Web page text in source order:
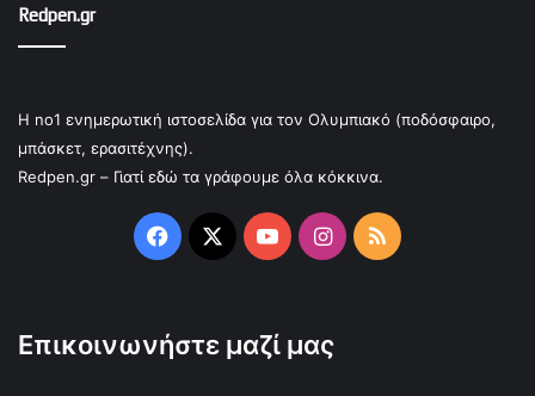
Redpen.gr
Η no1 ενημερωτική ιστοσελίδα για τον Ολυμπιακό (ποδόσφαιρο,
μπάσκετ, ερασιτέχνης).
Redpen.gr – Γιατί εδώ τα γράφουμε όλα κόκκινα.
Facebook
X YouTubeInstagram
RSS
Επικοινωνήστε μαζί μας